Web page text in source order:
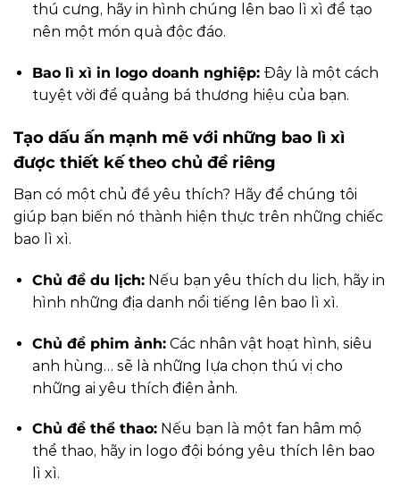
thú cưng, hãy in hình chúng lên bao lì xì để tạo
nên một món quà độc đáo.
Bao lì xì in logo doanh nghiệp:Đây là một cách
tuyệt vời để quảng bá thương hiệu của bạn.
Tạo dấu ấn mạnh mẽ với những bao lì xì
được thiết kế theo chủ đề riêng
Bạn có một chủ đề yêu thích? Hãy để chúng tôi
giúp bạn biến nó thành hiện thực trên những chiếc
bao lì xì.
Chủ đề du lịch:Nếu bạn yêu thích du lịch, hãy in
hình những địa danh nổi tiếng lên bao lì xì.
Chủ đề phim ảnh:Các nhân vật hoạt hình, siêu
anh hùng… sẽ là những lựa chọn thú vị cho
những ai yêu thích điện ảnh.
Chủ đề thể thao:Nếu bạn là một fan hâm mộ
thể thao, hãy in logo đội bóng yêu thích lên bao
lì xì.